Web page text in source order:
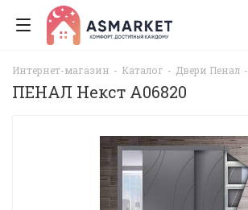
Интернет-магазин - Каталог - Двери Пенал -
ПЕНАЛ Некст A06820